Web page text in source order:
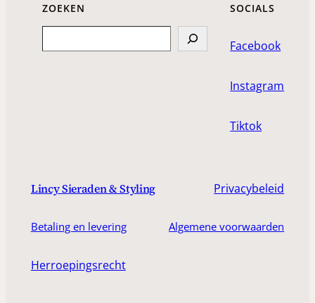
ZOEKEN SOCIALS
Facebook
Instagram
Tiktok
Lincy Sieraden & Styling Privacybeleid
Betaling en levering Algemene voorwaarden
Herroepingsrecht